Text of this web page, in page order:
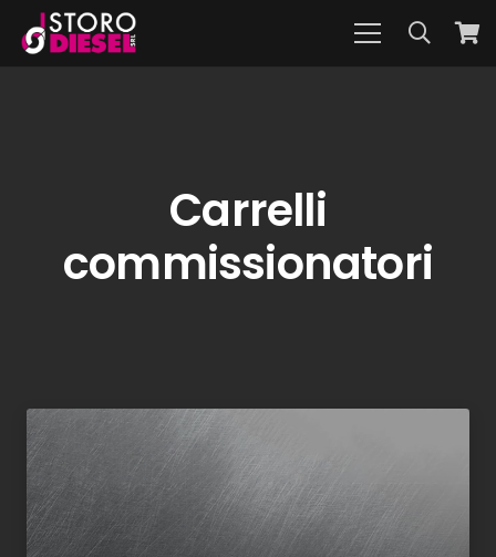
Carrelli
commissionatori